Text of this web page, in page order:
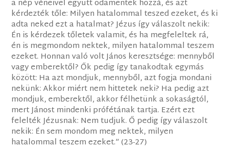
a nép véneivel együtt odamentek hozzá, és azt
kérdezték tőle: Milyen hatalommal teszed ezeket, és ki
adta neked ezt a hatalmat? Jézus így válaszolt nekik:
Én is kérdezek tőletek valamit, és ha megfeleltek rá,
én is megmondom nektek, milyen hatalommal teszem
ezeket. Honnan való volt János keresztsége: mennyből
vagy emberektől? Ők pedig így tanakodtak egymás
között: Ha azt mondjuk, mennyből, azt fogja mondani
nekünk: Akkor miért nem hittetek neki? Ha pedig azt
mondjuk, emberektől, akkor félhetünk a sokaságtól,
mert Jánost mindenki prófétának tartja. Ezért ezt
felelték Jézusnak: Nem tudjuk. Ő pedig így válaszolt
nekik: Én sem mondom meg nektek, milyen
hatalommal teszem ezeket.” (23-27)